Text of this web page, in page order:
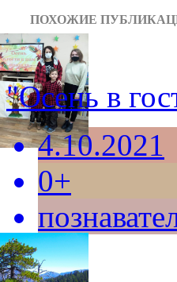
ПОХОЖИЕ
"Осень в
4.10.2021
0+